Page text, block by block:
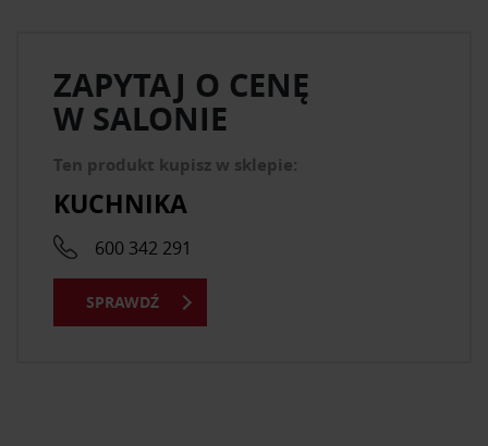
ZAPYTAJ O CENĘ
W SALONIE
Ten produkt kupisz w sklepie:
KUCHNIKA
600 342 291
SPRAWDŹ